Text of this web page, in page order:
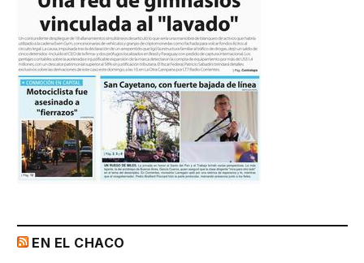
EN EL CHACO